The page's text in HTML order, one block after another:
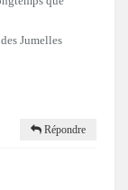
Jumelles
Répondre